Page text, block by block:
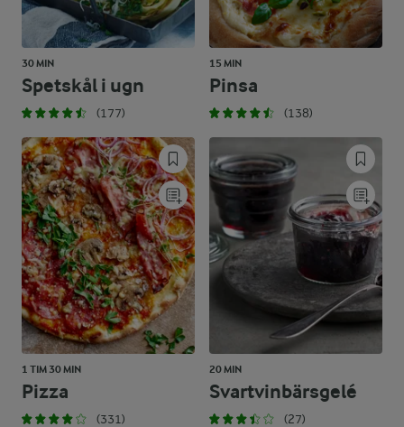
30 MIN
Spetskål i ugn
(177)
15 MIN
Pinsa
(138)
1 TIM 30 MIN
Pizza
(331)
20 MIN
Svartvinbärsgelé
(27)